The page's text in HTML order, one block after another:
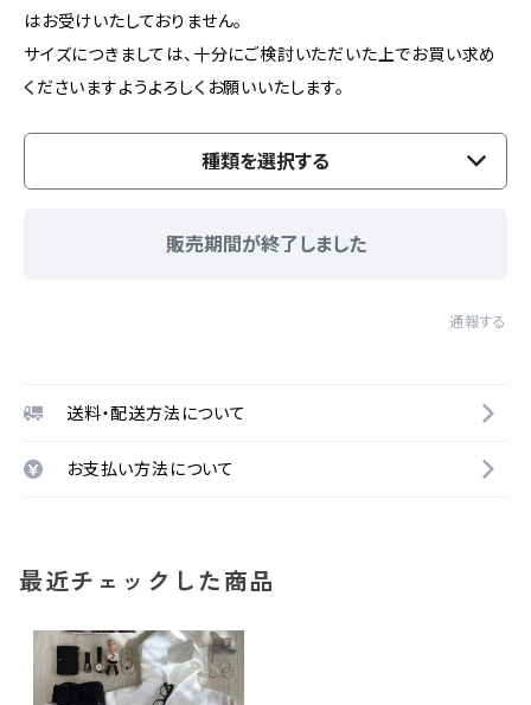
はお受けいたしておりません。
サイズにつきましては、十分にご検討いただいた上でお買い求め
くださいますようよろしくお願いいたします。
種類を選択する
販売期間が終了しました
通報する
送料・配送方法について
お支払い方法について
最近チェックした商品